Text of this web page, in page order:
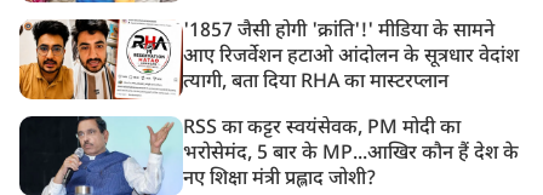
'1857 जैसी होगी 'क्रांति'!' मीडिया के सामने
आए रिजर्वेशन हटाओ आंदोलन के सूत्रधार वेदांश
त्यागी, बता दिया RHA का मास्टरप्लान
RSS का कट्टर स्वयंसेवक, PM मोदी का
भरोसेमंद, 5 बार के MP...आखिर कौन हैं देश के
नए शिक्षा मंत्री प्रह्लाद जोशी?